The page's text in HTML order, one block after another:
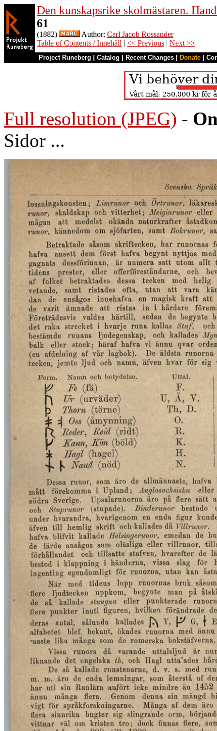
Den kunskapsrike skolmästaren.
61
(1882) Author: Carl Jacob Rossander
Table of Contents / Innehåll | << Previous | Next >>
Project Runeberg Catalog Recent Changes Donate
Full resolution (JPEG) -
Sidor ...